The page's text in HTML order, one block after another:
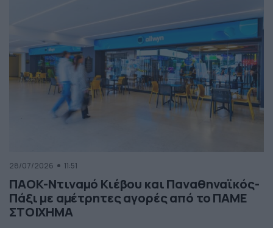
28/07/2026 11:51
ΠΑΟΚ-Ντιναμό Κιέβου και Παναθηναϊκός-
Πάξι με αμέτρητες αγορές από το ΠΑΜΕ
ΣΤΟΙΧΗΜΑ